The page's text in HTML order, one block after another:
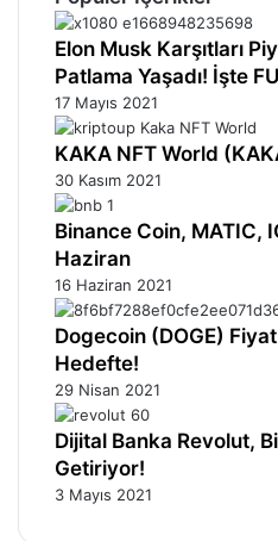
Elon Musk Karşıtları
Patlama Yaşadı! İşte
17 Mayıs 2021
KAKA NFT World
30 Kasım 2021
Binance Coin, MATIC,
Haziran
16 Haziran 2021
Dogecoin (DOGE)
Hedefte!
29 Nisan 2021
Dijital Banka Revolut,
Getiriyor!
3 Mayıs 2021